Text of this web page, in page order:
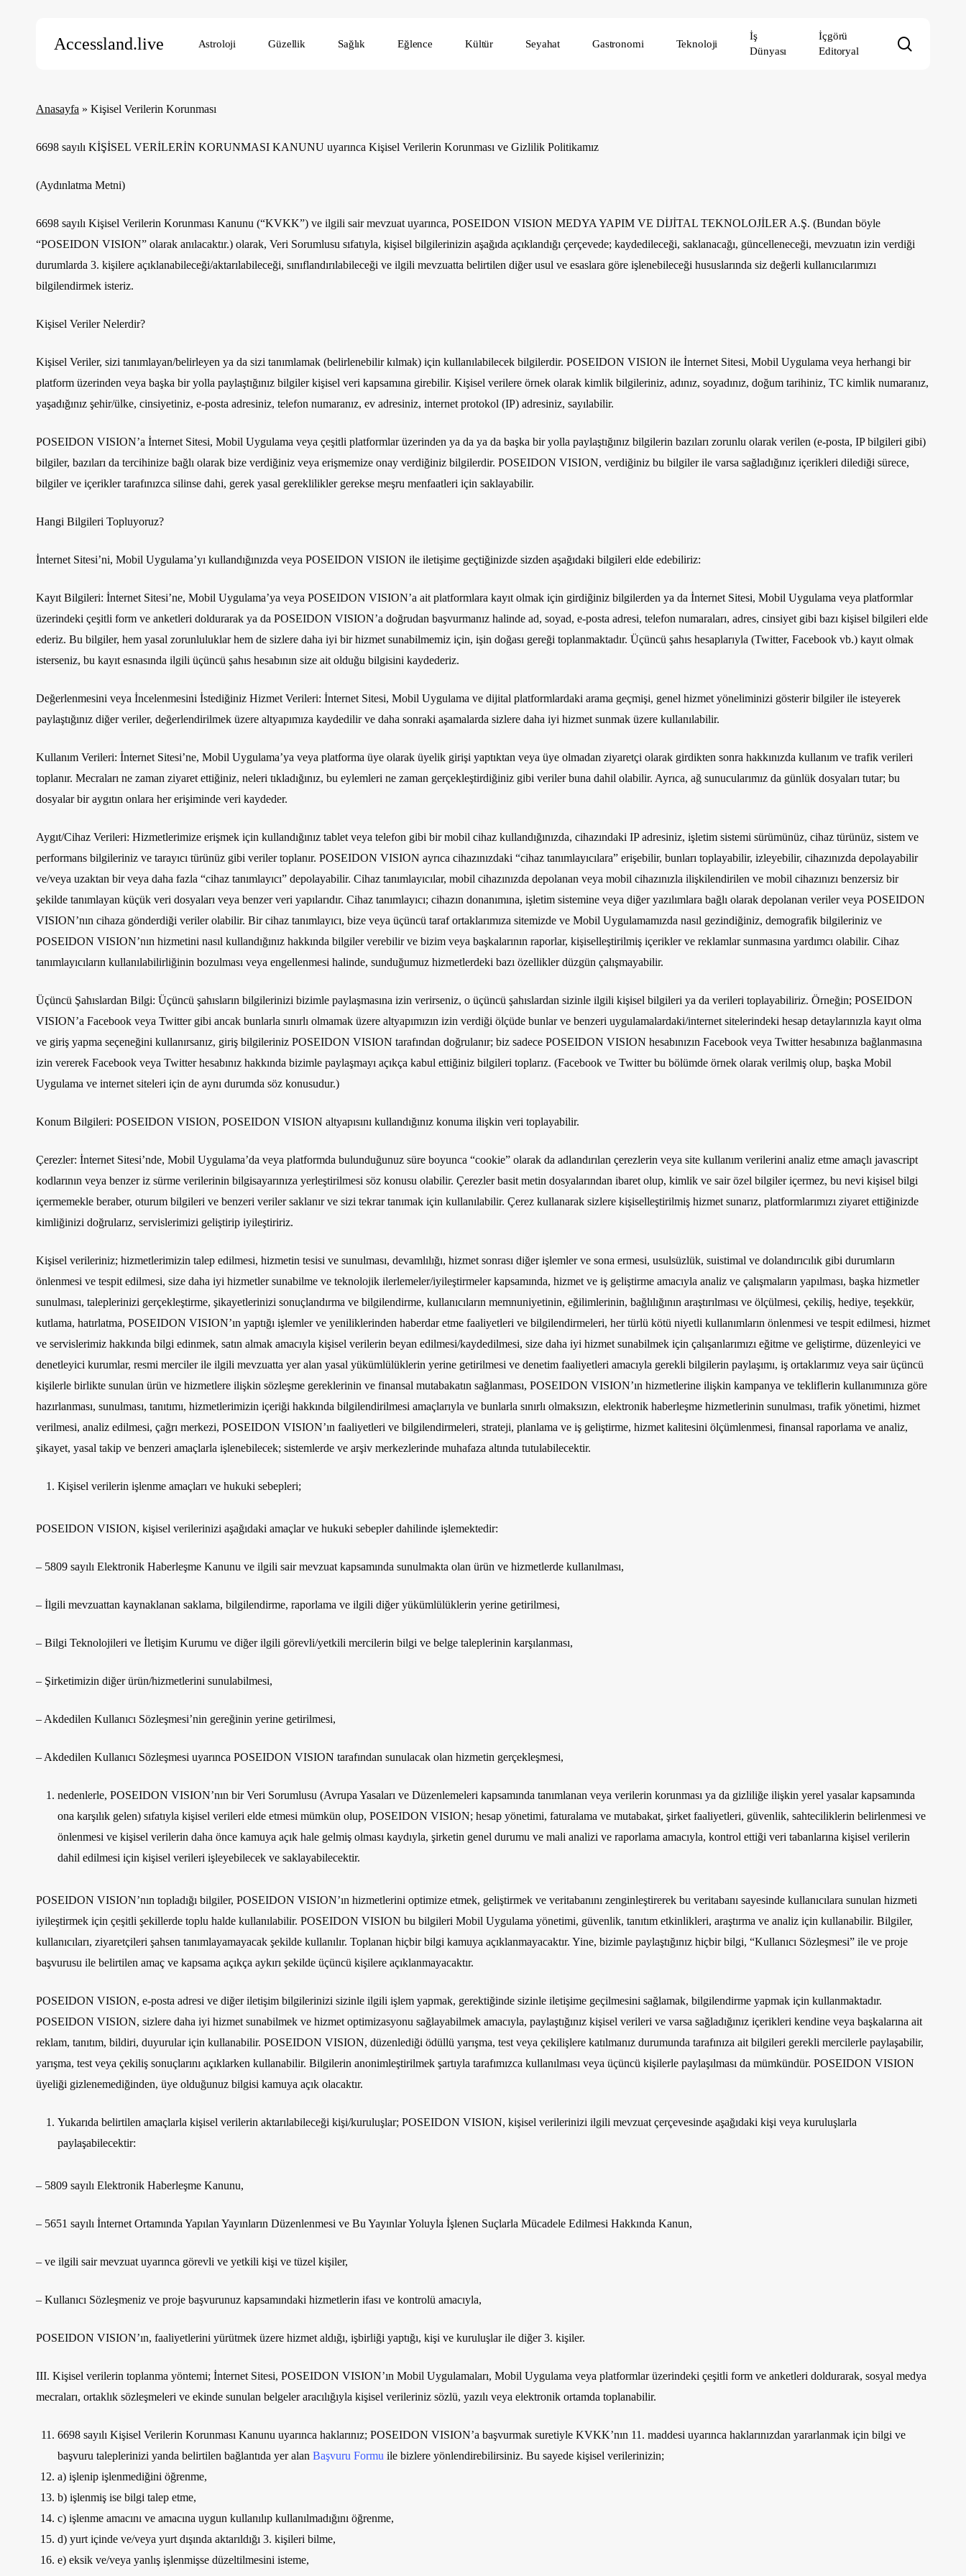
Aramak için Enter’a, kapatmak için ESC’ye basın
Accessland.live Astroloji Güzellik Sağlık Eğlence Kültür Seyahat Gastronomi Teknoloji
İş
Dünyası
İçgörü
Editoryal
Anasayfa » Kişisel Verilerin Korunması
6698 sayılı KİŞİSEL VERİLERİN KORUNMASI KANUNU uyarınca Kişisel Verilerin Korunması ve Gizlilik Politikamız
(Aydınlatma Metni)
6698 sayılı Kişisel Verilerin Korunması Kanunu (“KVKK”) ve ilgili sair mevzuat uyarınca, POSEIDON VISION MEDYA YAPIM VE DİJİTAL TEKNOLOJİLER A.Ş. (Bundan böyle
“POSEIDON VISION” olarak anılacaktır.) olarak, Veri Sorumlusu sıfatıyla, kişisel bilgilerinizin aşağıda açıklandığı çerçevede; kaydedileceği, saklanacağı, güncelleneceği, mevzuatın izin verdiği
durumlarda 3. kişilere açıklanabileceği/aktarılabileceği, sınıflandırılabileceği ve ilgili mevzuatta belirtilen diğer usul ve esaslara göre işlenebileceği hususlarında siz değerli kullanıcılarımızı
bilgilendirmek isteriz.
Kişisel Veriler Nelerdir?
Kişisel Veriler, sizi tanımlayan/belirleyen ya da sizi tanımlamak (belirlenebilir kılmak) için kullanılabilecek bilgilerdir. POSEIDON VISION ile İnternet Sitesi, Mobil Uygulama veya herhangi bir
platform üzerinden veya başka bir yolla paylaştığınız bilgiler kişisel veri kapsamına girebilir. Kişisel verilere örnek olarak kimlik bilgileriniz, adınız, soyadınız, doğum tarihiniz, TC kimlik numaranız,
yaşadığınız şehir/ülke, cinsiyetiniz, e-posta adresiniz, telefon numaranız, ev adresiniz, internet protokol (IP) adresiniz, sayılabilir.
POSEIDON VISION’a İnternet Sitesi, Mobil Uygulama veya çeşitli platformlar üzerinden ya da ya da başka bir yolla paylaştığınız bilgilerin bazıları zorunlu olarak verilen (e-posta, IP bilgileri gibi)
bilgiler, bazıları da tercihinize bağlı olarak bize verdiğiniz veya erişmemize onay verdiğiniz bilgilerdir. POSEIDON VISION, verdiğiniz bu bilgiler ile varsa sağladığınız içerikleri dilediği sürece,
bilgiler ve içerikler tarafınızca silinse dahi, gerek yasal gereklilikler gerekse meşru menfaatleri için saklayabilir.
Hangi Bilgileri Topluyoruz?
İnternet Sitesi’ni, Mobil Uygulama’yı kullandığınızda veya POSEIDON VISION ile iletişime geçtiğinizde sizden aşağıdaki bilgileri elde edebiliriz:
Kayıt Bilgileri: İnternet Sitesi’ne, Mobil Uygulama’ya veya POSEIDON VISION’a ait platformlara kayıt olmak için girdiğiniz bilgilerden ya da İnternet Sitesi, Mobil Uygulama veya platformlar
üzerindeki çeşitli form ve anketleri doldurarak ya da POSEIDON VISION’a doğrudan başvurmanız halinde ad, soyad, e-posta adresi, telefon numaraları, adres, cinsiyet gibi bazı kişisel bilgileri elde
ederiz. Bu bilgiler, hem yasal zorunluluklar hem de sizlere daha iyi bir hizmet sunabilmemiz için, işin doğası gereği toplanmaktadır. Üçüncü şahıs hesaplarıyla (Twitter, Facebook vb.) kayıt olmak
isterseniz, bu kayıt esnasında ilgili üçüncü şahıs hesabının size ait olduğu bilgisini kaydederiz.
Değerlenmesini veya İncelenmesini İstediğiniz Hizmet Verileri: İnternet Sitesi, Mobil Uygulama ve dijital platformlardaki arama geçmişi, genel hizmet yöneliminizi gösterir bilgiler ile isteyerek
paylaştığınız diğer veriler, değerlendirilmek üzere altyapımıza kaydedilir ve daha sonraki aşamalarda sizlere daha iyi hizmet sunmak üzere kullanılabilir.
Kullanım Verileri: İnternet Sitesi’ne, Mobil Uygulama’ya veya platforma üye olarak üyelik girişi yaptıktan veya üye olmadan ziyaretçi olarak girdikten sonra hakkınızda kullanım ve trafik verileri
toplanır. Mecraları ne zaman ziyaret ettiğiniz, neleri tıkladığınız, bu eylemleri ne zaman gerçekleştirdiğiniz gibi veriler buna dahil olabilir. Ayrıca, ağ sunucularımız da günlük dosyaları tutar; bu
dosyalar bir aygıtın onlara her erişiminde veri kaydeder.
Aygıt/Cihaz Verileri: Hizmetlerimize erişmek için kullandığınız tablet veya telefon gibi bir mobil cihaz kullandığınızda, cihazındaki IP adresiniz, işletim sistemi sürümünüz, cihaz türünüz, sistem ve
performans bilgileriniz ve tarayıcı türünüz gibi veriler toplanır. POSEIDON VISION ayrıca cihazınızdaki “cihaz tanımlayıcılara” erişebilir, bunları toplayabilir, izleyebilir, cihazınızda depolayabilir
ve/veya uzaktan bir veya daha fazla “cihaz tanımlayıcı” depolayabilir. Cihaz tanımlayıcılar, mobil cihazınızda depolanan veya mobil cihazınızla ilişkilendirilen ve mobil cihazınızı benzersiz bir
şekilde tanımlayan küçük veri dosyaları veya benzer veri yapılarıdır. Cihaz tanımlayıcı; cihazın donanımına, işletim sistemine veya diğer yazılımlara bağlı olarak depolanan veriler veya POSEIDON
VISION’nın cihaza gönderdiği veriler olabilir. Bir cihaz tanımlayıcı, bize veya üçüncü taraf ortaklarımıza sitemizde ve Mobil Uygulamamızda nasıl gezindiğiniz, demografik bilgileriniz ve
POSEIDON VISION’nın hizmetini nasıl kullandığınız hakkında bilgiler verebilir ve bizim veya başkalarının raporlar, kişiselleştirilmiş içerikler ve reklamlar sunmasına yardımcı olabilir. Cihaz
tanımlayıcıların kullanılabilirliğinin bozulması veya engellenmesi halinde, sunduğumuz hizmetlerdeki bazı özellikler düzgün çalışmayabilir.
Üçüncü Şahıslardan Bilgi: Üçüncü şahısların bilgilerinizi bizimle paylaşmasına izin verirseniz, o üçüncü şahıslardan sizinle ilgili kişisel bilgileri ya da verileri toplayabiliriz. Örneğin; POSEIDON
VISION’a Facebook veya Twitter gibi ancak bunlarla sınırlı olmamak üzere altyapımızın izin verdiği ölçüde bunlar ve benzeri uygulamalardaki/internet sitelerindeki hesap detaylarınızla kayıt olma
ve giriş yapma seçeneğini kullanırsanız, giriş bilgileriniz POSEIDON VISION tarafından doğrulanır; biz sadece POSEIDON VISION hesabınızın Facebook veya Twitter hesabınıza bağlanmasına
izin vererek Facebook veya Twitter hesabınız hakkında bizimle paylaşmayı açıkça kabul ettiğiniz bilgileri toplarız. (Facebook ve Twitter bu bölümde örnek olarak verilmiş olup, başka Mobil
Uygulama ve internet siteleri için de aynı durumda söz konusudur.)
Konum Bilgileri: POSEIDON VISION, POSEIDON VISION altyapısını kullandığınız konuma ilişkin veri toplayabilir.
Çerezler: İnternet Sitesi’nde, Mobil Uygulama’da veya platformda bulunduğunuz süre boyunca “cookie” olarak da adlandırılan çerezlerin veya site kullanım verilerini analiz etme amaçlı javascript
kodlarının veya benzer iz sürme verilerinin bilgisayarınıza yerleştirilmesi söz konusu olabilir. Çerezler basit metin dosyalarından ibaret olup, kimlik ve sair özel bilgiler içermez, bu nevi kişisel bilgi
içermemekle beraber, oturum bilgileri ve benzeri veriler saklanır ve sizi tekrar tanımak için kullanılabilir. Çerez kullanarak sizlere kişiselleştirilmiş hizmet sunarız, platformlarımızı ziyaret ettiğinizde
kimliğinizi doğrularız, servislerimizi geliştirip iyileştiririz.
Kişisel verileriniz; hizmetlerimizin talep edilmesi, hizmetin tesisi ve sunulması, devamlılığı, hizmet sonrası diğer işlemler ve sona ermesi, usulsüzlük, suistimal ve dolandırıcılık gibi durumların
önlenmesi ve tespit edilmesi, size daha iyi hizmetler sunabilme ve teknolojik ilerlemeler/iyileştirmeler kapsamında, hizmet ve iş geliştirme amacıyla analiz ve çalışmaların yapılması, başka hizmetler
sunulması, taleplerinizi gerçekleştirme, şikayetlerinizi sonuçlandırma ve bilgilendirme, kullanıcıların memnuniyetinin, eğilimlerinin, bağlılığının araştırılması ve ölçülmesi, çekiliş, hediye, teşekkür,
kutlama, hatırlatma, POSEIDON VISION’ın yaptığı işlemler ve yeniliklerinden haberdar etme faaliyetleri ve bilgilendirmeleri, her türlü kötü niyetli kullanımların önlenmesi ve tespit edilmesi, hizmet
ve servislerimiz hakkında bilgi edinmek, satın almak amacıyla kişisel verilerin beyan edilmesi/kaydedilmesi, size daha iyi hizmet sunabilmek için çalışanlarımızı eğitme ve geliştirme, düzenleyici ve
denetleyici kurumlar, resmi merciler ile ilgili mevzuatta yer alan yasal yükümlülüklerin yerine getirilmesi ve denetim faaliyetleri amacıyla gerekli bilgilerin paylaşımı, iş ortaklarımız veya sair üçüncü
kişilerle birlikte sunulan ürün ve hizmetlere ilişkin sözleşme gereklerinin ve finansal mutabakatın sağlanması, POSEIDON VISION’ın hizmetlerine ilişkin kampanya ve tekliflerin kullanımınıza göre
hazırlanması, sunulması, tanıtımı, hizmetlerimizin içeriği hakkında bilgilendirilmesi amaçlarıyla ve bunlarla sınırlı olmaksızın, elektronik haberleşme hizmetlerinin sunulması, trafik yönetimi, hizmet
verilmesi, analiz edilmesi, çağrı merkezi, POSEIDON VISION’ın faaliyetleri ve bilgilendirmeleri, strateji, planlama ve iş geliştirme, hizmet kalitesini ölçümlenmesi, finansal raporlama ve analiz,
şikayet, yasal takip ve benzeri amaçlarla işlenebilecek; sistemlerde ve arşiv merkezlerinde muhafaza altında tutulabilecektir.
Kişisel verilerin işlenme amaçları ve hukuki sebepleri;
POSEIDON VISION, kişisel verilerinizi aşağıdaki amaçlar ve hukuki sebepler dahilinde işlemektedir:
– 5809 sayılı Elektronik Haberleşme Kanunu ve ilgili sair mevzuat kapsamında sunulmakta olan ürün ve hizmetlerde kullanılması,
– İlgili mevzuattan kaynaklanan saklama, bilgilendirme, raporlama ve ilgili diğer yükümlülüklerin yerine getirilmesi,
– Bilgi Teknolojileri ve İletişim Kurumu ve diğer ilgili görevli/yetkili mercilerin bilgi ve belge taleplerinin karşılanması,
– Şirketimizin diğer ürün/hizmetlerini sunulabilmesi,
– Akdedilen Kullanıcı Sözleşmesi’nin gereğinin yerine getirilmesi,
– Akdedilen Kullanıcı Sözleşmesi uyarınca POSEIDON VISION tarafından sunulacak olan hizmetin gerçekleşmesi,
nedenlerle, POSEIDON VISION’nın bir Veri Sorumlusu (Avrupa Yasaları ve Düzenlemeleri kapsamında tanımlanan veya verilerin korunması ya da gizliliğe ilişkin yerel yasalar kapsamında
ona karşılık gelen) sıfatıyla kişisel verileri elde etmesi mümkün olup, POSEIDON VISION; hesap yönetimi, faturalama ve mutabakat, şirket faaliyetleri, güvenlik, sahteciliklerin belirlenmesi ve
önlenmesi ve kişisel verilerin daha önce kamuya açık hale gelmiş olması kaydıyla, şirketin genel durumu ve mali analizi ve raporlama amacıyla, kontrol ettiği veri tabanlarına kişisel verilerin
dahil edilmesi için kişisel verileri işleyebilecek ve saklayabilecektir.
POSEIDON VISION’nın topladığı bilgiler, POSEIDON VISION’ın hizmetlerini optimize etmek, geliştirmek ve veritabanını zenginleştirerek bu veritabanı sayesinde kullanıcılara sunulan hizmeti
iyileştirmek için çeşitli şekillerde toplu halde kullanılabilir. POSEIDON VISION bu bilgileri Mobil Uygulama yönetimi, güvenlik, tanıtım etkinlikleri, araştırma ve analiz için kullanabilir. Bilgiler,
kullanıcıları, ziyaretçileri şahsen tanımlayamayacak şekilde kullanılır. Toplanan hiçbir bilgi kamuya açıklanmayacaktır. Yine, bizimle paylaştığınız hiçbir bilgi, “Kullanıcı Sözleşmesi” ile ve proje
başvurusu ile belirtilen amaç ve kapsama açıkça aykırı şekilde üçüncü kişilere açıklanmayacaktır.
POSEIDON VISION, e-posta adresi ve diğer iletişim bilgilerinizi sizinle ilgili işlem yapmak, gerektiğinde sizinle iletişime geçilmesini sağlamak, bilgilendirme yapmak için kullanmaktadır.
POSEIDON VISION, sizlere daha iyi hizmet sunabilmek ve hizmet optimizasyonu sağlayabilmek amacıyla, paylaştığınız kişisel verileri ve varsa sağladığınız içerikleri kendine veya başkalarına ait
reklam, tanıtım, bildiri, duyurular için kullanabilir. POSEIDON VISION, düzenlediği ödüllü yarışma, test veya çekilişlere katılmanız durumunda tarafınıza ait bilgileri gerekli mercilerle paylaşabilir,
yarışma, test veya çekiliş sonuçlarını açıklarken kullanabilir. Bilgilerin anonimleştirilmek şartıyla tarafımızca kullanılması veya üçüncü kişilerle paylaşılması da mümkündür. POSEIDON VISION
üyeliği gizlenemediğinden, üye olduğunuz bilgisi kamuya açık olacaktır.
Yukarıda belirtilen amaçlarla kişisel verilerin aktarılabileceği kişi/kuruluşlar; POSEIDON VISION, kişisel verilerinizi ilgili mevzuat çerçevesinde aşağıdaki kişi veya kuruluşlarla
paylaşabilecektir:
– 5809 sayılı Elektronik Haberleşme Kanunu,
– 5651 sayılı İnternet Ortamında Yapılan Yayınların Düzenlenmesi ve Bu Yayınlar Yoluyla İşlenen Suçlarla Mücadele Edilmesi Hakkında Kanun,
– ve ilgili sair mevzuat uyarınca görevli ve yetkili kişi ve tüzel kişiler,
– Kullanıcı Sözleşmeniz ve proje başvurunuz kapsamındaki hizmetlerin ifası ve kontrolü amacıyla,
POSEIDON VISION’ın, faaliyetlerini yürütmek üzere hizmet aldığı, işbirliği yaptığı, kişi ve kuruluşlar ile diğer 3. kişiler.
III. Kişisel verilerin toplanma yöntemi; İnternet Sitesi, POSEIDON VISION’ın Mobil Uygulamaları, Mobil Uygulama veya platformlar üzerindeki çeşitli form ve anketleri doldurarak, sosyal medya
mecraları, ortaklık sözleşmeleri ve ekinde sunulan belgeler aracılığıyla kişisel verileriniz sözlü, yazılı veya elektronik ortamda toplanabilir.
6698 sayılı Kişisel Verilerin Korunması Kanunu uyarınca haklarınız; POSEIDON VISION’a başvurmak suretiyle KVKK’nın 11. maddesi uyarınca haklarınızdan yararlanmak için bilgi ve
başvuru taleplerinizi yanda belirtilen bağlantıda yer alan Başvuru Formu ile bizlere yönlendirebilirsiniz. Bu sayede kişisel verilerinizin;
a) işlenip işlenmediğini öğrenme,
b) işlenmiş ise bilgi talep etme,
c) işlenme amacını ve amacına uygun kullanılıp kullanılmadığını öğrenme,
d) yurt içinde ve/veya yurt dışında aktarıldığı 3. kişileri bilme,
e) eksik ve/veya yanlış işlenmişse düzeltilmesini isteme,